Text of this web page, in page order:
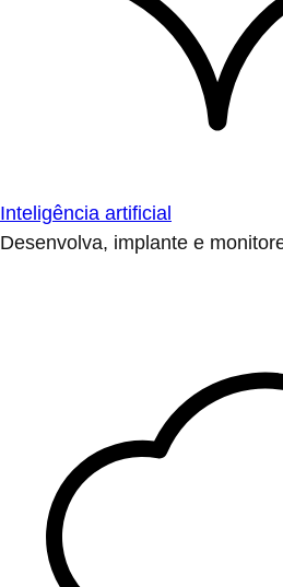
Inteligência artificial
Desenvolva, implante e